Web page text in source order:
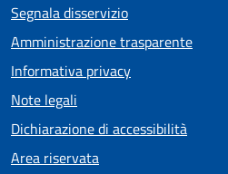
Segnala disservizio
Amministrazione trasparente
Informativa privacy
Note legali
Dichiarazione di accessibilità
Area riservata